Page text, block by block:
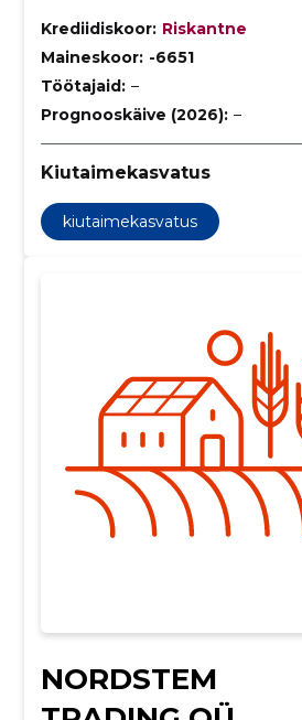
Krediidiskoor: Riskantne
Maineskoor: -6651
Töötajaid: –
Prognooskäive (2026): –
Kiutaimekasvatus
kiutaimekasvatus
NORDSTEM